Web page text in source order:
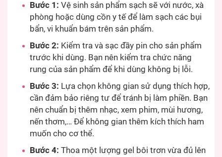
Bước 1: Vệ sinh sản phẩm sạch sẽ với nước, xà
phòng hoặc dùng cồn y tế để làm sạch các bụi
bẩn, vi khuẩn bám trên sản phẩm.
Bước 2: Kiểm tra và sạc đầy pin cho sản phẩm
trước khi dùng. Bạn nên kiểm tra chức năng
rung của sản phẩm để khi dùng không bị lỗi.
Bước 3: Lựa chọn không gian sử dụng thích hợp,
cần đảm bảo riêng tư để tránh bị làm phiền. Bạn
nên chuẩn bị thêm nhạc, xem phim, mùi hương,
nến thơm,… Để không gian thêm kích thích ham
muốn cho cơ thể.
Bước 4: Thoa một lượng gel bôi trơn vừa đủ lên